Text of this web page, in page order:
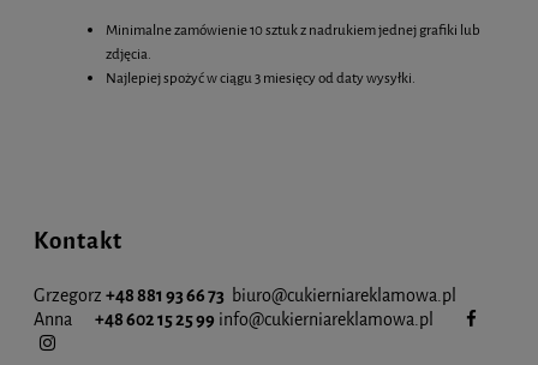
Minimalne zamówienie 10 sztuk z nadrukiem jednej grafiki lub
zdjęcia.
Najlepiej spożyć w ciągu 3 miesięcy od daty wysyłki.
Kontakt
Grzegorz +48 881 93 66 73 biuro@cukierniareklamowa.pl
Anna
+48 602 15 25 99 info@cukierniareklamowa.pl